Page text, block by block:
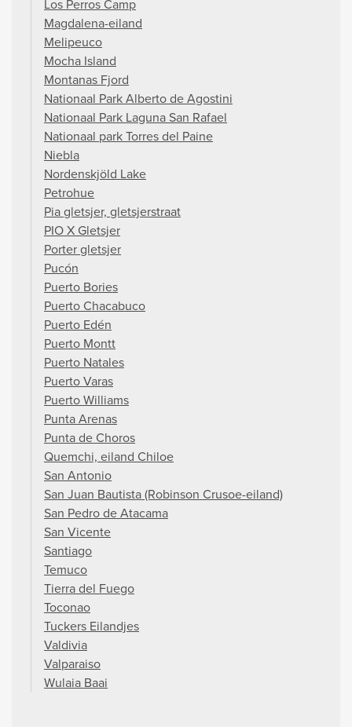
Los Perros Camp
Magdalena-eiland
Melipeuco
Mocha Island
Montanas Fjord
Nationaal Park Alberto de Agostini
Nationaal Park Laguna San Rafael
Nationaal park Torres del Paine
Niebla
Nordenskjöld Lake
Petrohue
Pia gletsjer, gletsjerstraat
PIO X Gletsjer
Porter gletsjer
Pucón
Puerto Bories
Puerto Chacabuco
Puerto Edén
Puerto Montt
Puerto Natales
Puerto Varas
Puerto Williams
Punta Arenas
Punta de Choros
Quemchi, eiland Chiloe
San Antonio
San Juan Bautista (Robinson Crusoe-eiland)
San Pedro de Atacama
San Vicente
Santiago
Temuco
Tierra del Fuego
Toconao
Tuckers Eilandjes
Valdivia
Valparaiso
Wulaia Baai